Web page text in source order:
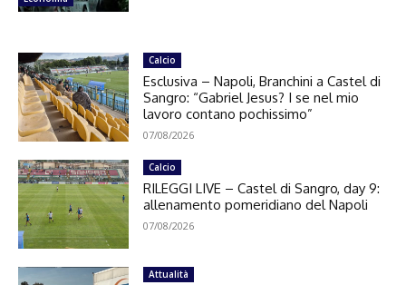
Calcio
Esclusiva – Napoli, Branchini a Castel di
Sangro: “Gabriel Jesus? I se nel mio
lavoro contano pochissimo”
07/08/2026
Calcio
RILEGGI LIVE – Castel di Sangro, day 9:
allenamento pomeridiano del Napoli
07/08/2026
Attualità